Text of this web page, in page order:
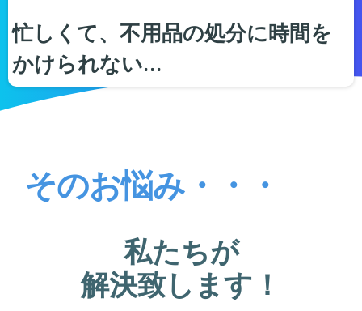
忙しくて、不用品の処分に時間を
かけられない…
そのお悩み・・・
私たちが
解決致します！